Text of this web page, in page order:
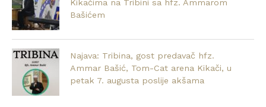
Kikačima na Tribini sa hfz. Ammarom
Bašićem
Najava: Tribina, gost predavač hfz.
Ammar Bašić, Tom-Cat arena Kikači, u
petak 7. augusta poslije akšama